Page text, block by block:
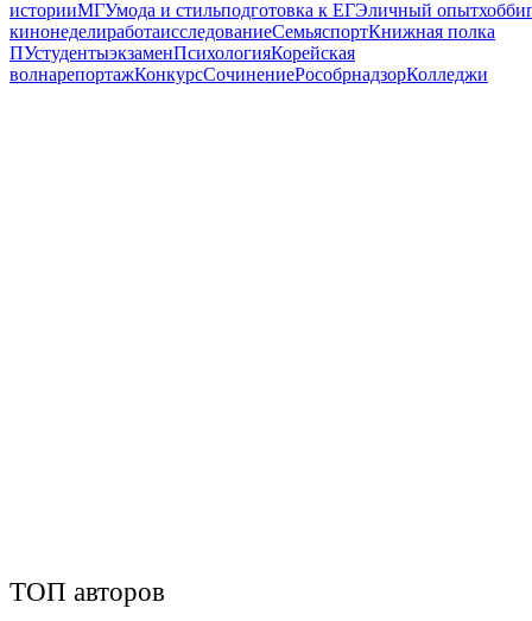
историиМГУмода и стильподготовка к ЕГЭличный опытхобби
кинонеделиработаисследованиеСемьяспортКнижная полка
ПУстудентыэкзаменПсихологияКорейская
волнарепортажКонкурсСочинениеРособрнадзорКолледжи
ТОП авторов